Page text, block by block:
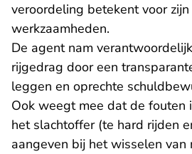
veroordeling betekent voor
werkzaamheden.
De agent nam
rijgedrag door een
leggen en oprechte
Ook weegt mee dat de fouten
het slachtoffer (te hard rijden
aangeven bij het wisselen van